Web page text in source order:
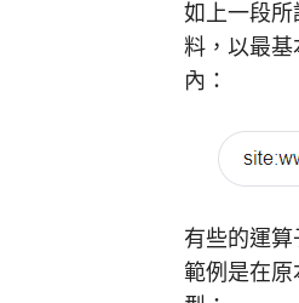
如上一段所
料，以最基
內：
有些的運
範例是在原